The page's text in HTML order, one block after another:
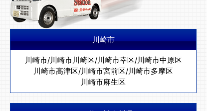
川崎市
川崎市/川崎市川崎区/川崎市幸区/川崎市中原区
川崎市高津区/川崎市宮前区/川崎市多摩区
川崎市麻生区